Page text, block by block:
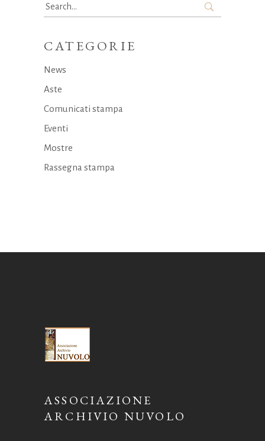
Search
for:
CATEGORIE
News
Aste
Comunicati stampa
Eventi
Mostre
Rassegna stampa
ASSOCIAZIONE
ARCHIVIO NUVOLO